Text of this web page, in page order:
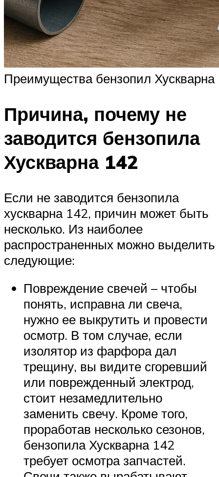
Преимущества бензопил Хускварна
Причина, почему не
заводится бензопила
Хускварна 142
Если не заводится бензопила
хускварна 142, причин может быть
несколько. Из наиболее
распространенных можно выделить
следующие:
Повреждение свечей – чтобы
понять, исправна ли свеча,
нужно ее выкрутить и провести
осмотр. В том случае, если
изолятор из фарфора дал
трещину, вы видите сгоревший
или поврежденный электрод,
стоит незамедлительно
заменить свечу. Кроме того,
проработав несколько сезонов,
бензопила Хускварна 142
требует осмотра запчастей.